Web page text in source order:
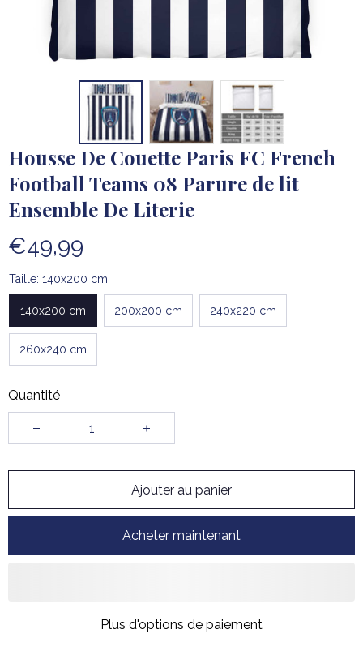
Housse De Couette Paris FC French
Football Teams 08 Parure de lit
Ensemble De Literie
€49,99
Taille: 140x200 cm
140x200 cm 200x200 cm 240x220 cm
260x240 cm
Quantité
Ajouter au panier
Acheter maintenant
Plus d'options de paiement